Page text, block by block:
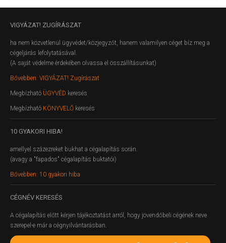
VIGYÁZAT! ZUGÍRÁSZAT
ha nem közvetlenül ügyvédet/közjegyzőt, hanem valamilyen céget bíz meg a
cégeljárás lefolytatásával.
(A saját védelme érdekében olvassa el összállításunkat)
Bővebben: VIGYÁZAT! Zugírászat
Megbízható ÜGYVÉD keresés
Megbízható KÖNYVELŐ keresés
10 GYAKORI HIBA!
amellyel százezreket bukhat a cégalapítás során.
(avagy a "fapados" cégalapítás buktatói)
Bővebben: 10 gyakori hiba
CÉGNÉV KERESÉS
A cégalapítás előtt kérjen tájékoztatást arról, hogy jövendőbeli cégének neve
szerepel-e már a cégnyilvántarásban.